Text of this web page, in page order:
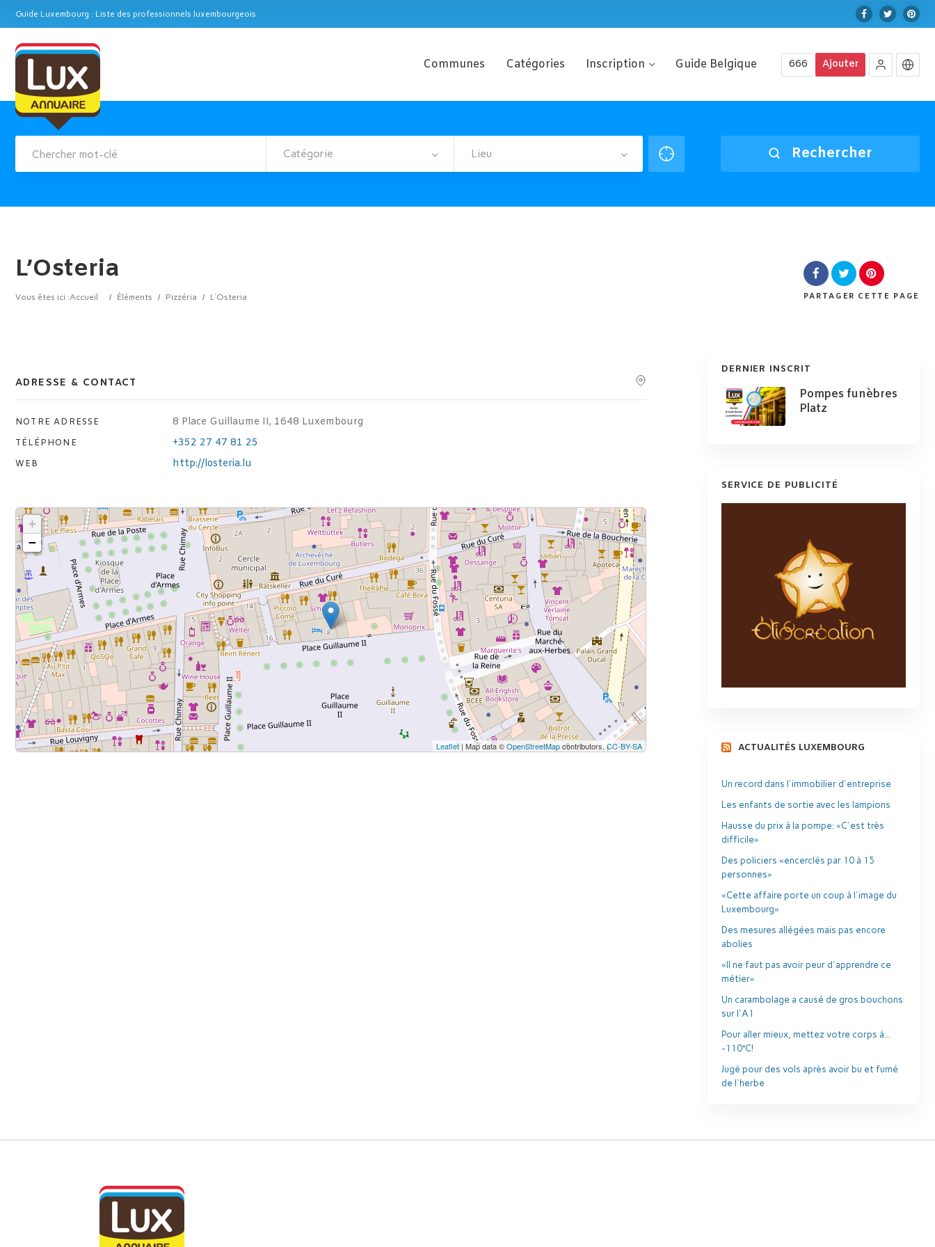
Guide Luxembourg : Liste des professionnels luxembourgeois
Communes Catégories Inscription Guide Belgique 666 Ajouter
Catégorie Lieu Rechercher
L’Osteria
Vous êtes ici :Accueil / Éléments / Pizzéria / L’Osteria PARTAGER CETTE PAGE
ADRESSE & CONTACT
NOTRE ADRESSE 8 Place Guillaume II, 1648 Luxembourg
TÉLÉPHONE +352 27 47 81 25
WEB http://losteria.lu
+
−
Leaflet | Map data ©OpenStreetMapcontributors,CC-BY-SA
DERNIER INSCRIT
Pompes funèbres
Platz
SERVICE DE PUBLICITÉ
ACTUALITÉS LUXEMBOURG
Un record dans l'immobilier d'entreprise
Les enfants de sortie avec les lampions
Hausse du prix à la pompe: «C'est très
difficile»
Des policiers «encerclés par 10 à 15
personnes»
«Cette affaire porte un coup à l'image du
Luxembourg»
Des mesures allégées mais pas encore
abolies
«Il ne faut pas avoir peur d'apprendre ce
métier»
Un carambolage a causé de gros bouchons
sur l'A1
Pour aller mieux, mettez votre corps à...
-110°C!
Jugé pour des vols après avoir bu et fumé
de l'herbe